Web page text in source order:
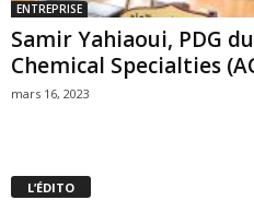
ENTREPRISE
Samir Yahiaoui, PDG
Chemical Specialties
mars 16, 2023
L’ÉDITO